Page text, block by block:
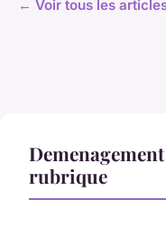
← Voir tous les
rubrique